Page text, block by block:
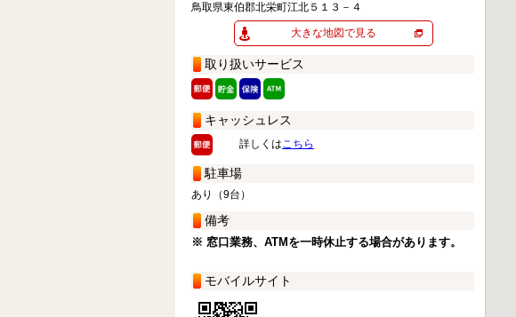
鳥取県東伯郡北栄町江北５１３－４
大きな地図で見る
取り扱いサービス
キャッシュレス
詳しくはこちら
駐車場
あり（9台）
備考
※ 窓口業務、ATMを一時休止する場合があります。
モバイルサイト